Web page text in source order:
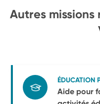
Autres
ÉDUCATION
Aide pour